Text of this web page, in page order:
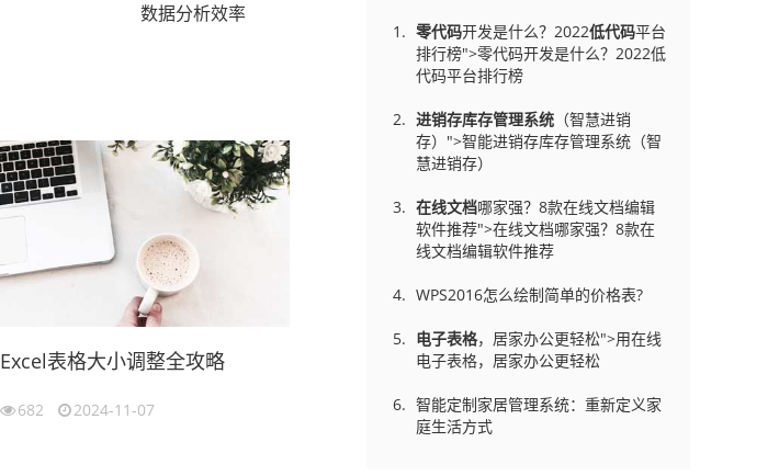
数据分析效率
Excel表格大小调整全攻略
682 2024-11-07
零代码开发是什么？2022低代码平台
排行榜">零代码开发是什么？2022低
代码平台排行榜
进销存库存管理系统 （智慧进销
存）">智能进销存库存管理系统（智
慧进销存）
在线文档哪家强？8款在线文档编辑
软件推荐">在线文档哪家强？8款在
线文档编辑软件推荐
WPS2016怎么绘制简单的价格表?
电子表格，居家办公更轻松">用在线
电子表格，居家办公更轻松
智能定制家居管理系统：重新定义家
庭生活方式